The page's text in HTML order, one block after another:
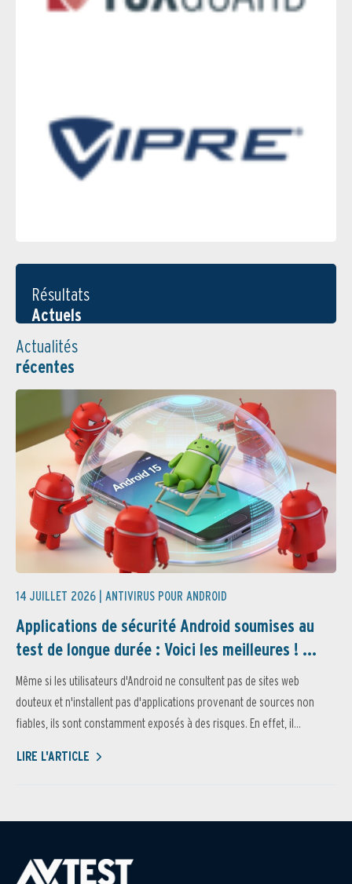
Résultats
Actuels
Actualités
récentes
14 JUILLET 2026 | ANTIVIRUS POUR ANDROID
Applications de sécurité Android soumises au
test de longue durée : Voici les meilleures ! ...
Même si les utilisateurs d'Android ne consultent pas de sites web
douteux et n'installent pas d'applications provenant de sources non
fiables, ils sont constamment exposés à des risques. En effet, il...
LIRE L'ARTICLE